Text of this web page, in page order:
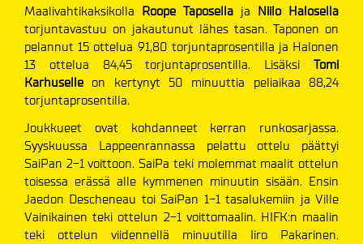
Maalivahtikaksikolla Roope Taposella ja Niilo Halosella
torjuntavastuu on jakautunut lähes tasan. Taponen on
pelannut 15 ottelua 91,80 torjuntaprosentilla ja Halonen
13 ottelua 84,45 torjuntaprosentilla. Lisäksi Tomi
Karhuselle on kertynyt 50 minuuttia peliaikaa 88,24
torjuntaprosentilla.
Joukkueet ovat kohdanneet kerran runkosarjassa.
Syyskuussa Lappeenrannassa pelattu ottelu päättyi
SaiPan 2-1 voittoon. SaiPa teki molemmat maalit ottelun
toisessa erässä alle kymmenen minuutin sisään. Ensin
Jaedon Descheneau toi SaiPan 1-1 tasalukemiin ja Ville
Vainikainen teki ottelun 2-1 voittomaalin. HIFK:n maalin
teki ottelun viidennellä minuutilla Iiro Pakarinen.